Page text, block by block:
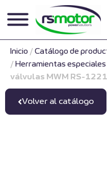
Inicio / Catálogo de
/ Herramientas especiales
válvulas MWM RS-
Volver al catálogo